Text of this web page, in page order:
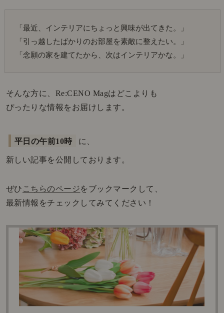
「最近、インテリアにちょっと興味が出てきた。」
「引っ越したばかりのお部屋を素敵に整えたい。」
「念願の家を建てたから、次はインテリアかな。」
そんな方に、Re:CENO Magはどこよりも
ぴったりな情報をお届けします。
平日の午前10時 に、
新しい記事を公開しております。
ぜひ こちらのページをブックマークして、
最新情報をチェックしてみてください！